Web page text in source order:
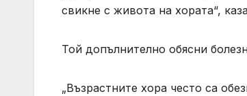
свикне с живота на хората“,
Той допълнително обясни
„Възрастните хора често са